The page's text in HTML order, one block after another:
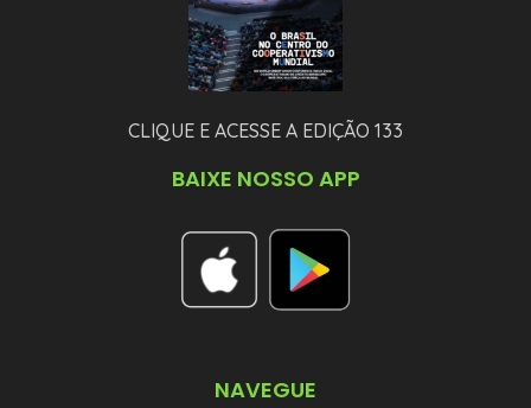
CLIQUE E ACESSE A EDIÇÃO 133
BAIXE NOSSO APP
NAVEGUE